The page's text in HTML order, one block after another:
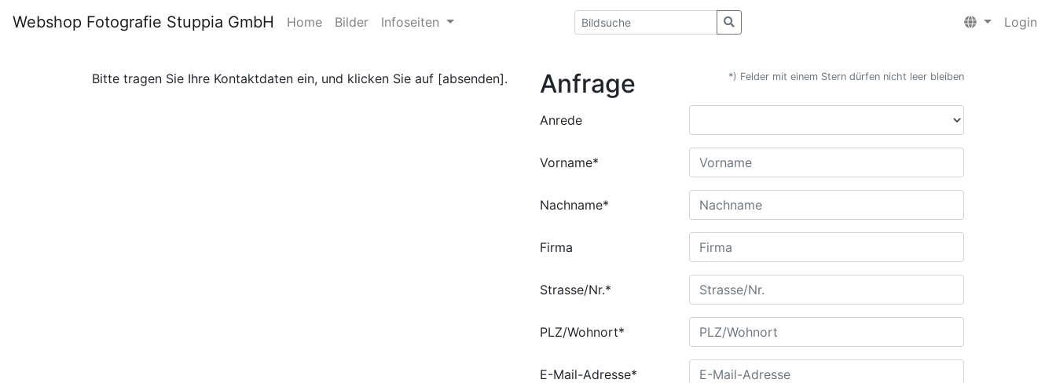
Webshop Fotografie Stuppia GmbH Home Bilder Infoseiten Login
Bitte tragen Sie Ihre Kontaktdaten ein, und klicken Sie auf [absenden]. *) Felder mit einem Stern dürfen nicht leer bleiben
Anfrage
Anrede
Vorname*
Nachname*
Firma
Strasse/Nr.*
PLZ/Wohnort*
E-Mail-Adresse*